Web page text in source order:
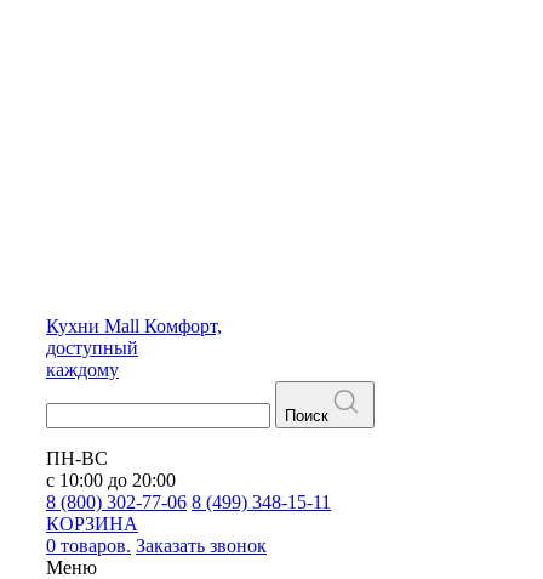
Кухни Mall Комфорт,
доступный
каждому
Поиск
ПН-ВС
с 10:00 до 20:00
8 (800) 302-77-06 8 (499) 348-15-11
КОРЗИНА
0 товаров. Заказать звонок
Меню